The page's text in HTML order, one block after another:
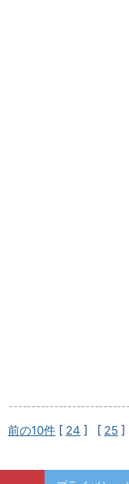
前の10件 [ 24 ] [ 25